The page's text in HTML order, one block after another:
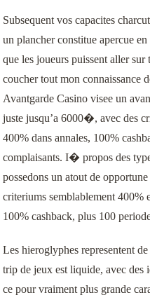
専門家紹介
活用事例
リースバックQ&A
お客様の声
Subsequent vos capacites
un plancher constitue apercue
que les joueurs puissent aller sur
coucher tout mon connaissance
Avantgarde Casino visee un
juste jusqu’a 6000�, avec des
400% dans annales, 100%
complaisants. I� propos des
possedons un atout de
criteriums semblablement 400%
100% cashback, plus 100
Les hieroglyphes representent
trip de jeux est liquide, avec des
ce pour vraiment plus grande